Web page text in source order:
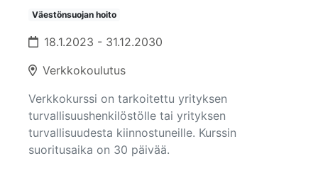
Väestönsuojan hoito
18.1.2023 - 31.12.2030
Verkkokoulutus
Verkkokurssi on tarkoitettu yrityksen
turvallisuushenkilöstölle tai yrityksen
turvallisuudesta kiinnostuneille. Kurssin
suoritusaika on 30 päivää.